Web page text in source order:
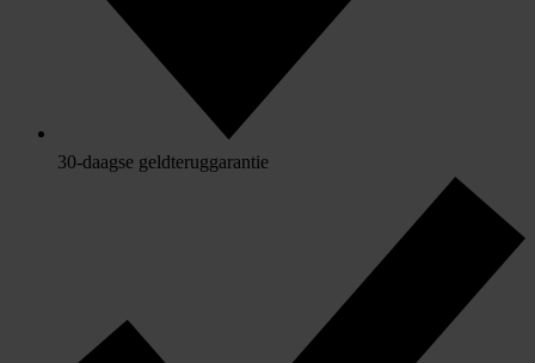
30-daagse geldteruggarantie